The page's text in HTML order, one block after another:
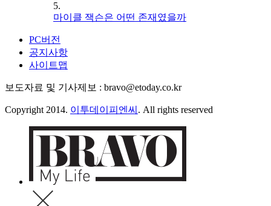
5.
마이클 잭슨은 어떤 존재였을까
PC버전
공지사항
사이트맵
보도자료 및 기사제보 : bravo@etoday.co.kr
Copyright 2014. 이투데이피엔씨 . All rights reserved